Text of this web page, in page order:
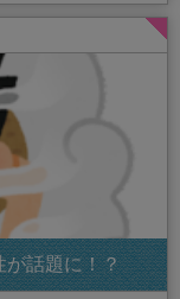
が話題に！？